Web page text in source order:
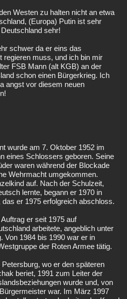
Westen zu halten nicht an etwa
(Europa) Putin ist sehr
sehr!
schwer da er eins das
regieren muss, und ich bin mir
FSB Mann (alt KGB) an der
schon einen Bürgerkrieg. Ich
angst vor diesem neuen
wurde am 7. Oktober 1952 im
eines Schlossers geboren. Seine
waren während der Blockade
Wehrmacht umgekommen.
auf. Nach der Schulzeit,
lernte, begann er 1970 in
er 1975 erfolgreich abschloss.
er seit 1975 auf
arbeitete, angeblich unter
Von 1984 bis 1990 war er in
der Roten Armee tätig.
wo er den späteren
beriet, 1991 zum Leiter der
wurde und, von
war. Im März 1997